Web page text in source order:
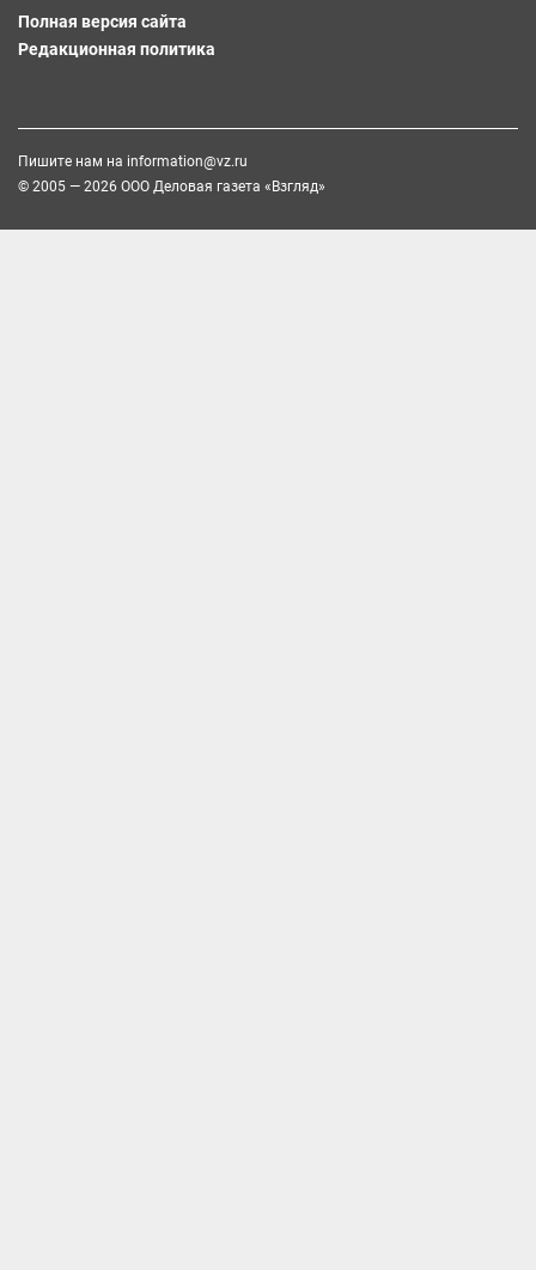
Полная версия сайта
Редакционная политика
Пишите нам на information@vz.ru
© 2005 — 2026 ООО Деловая газета «Взгляд»